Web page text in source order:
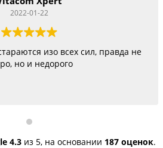
2022-01-22
изо всех сил, правда не
но и недорого
4.3 из 5, на основании 187 оценок.